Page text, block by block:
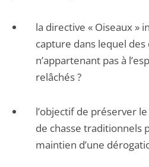
la directive « Oiseaux »
capture dans lequel
n’appartenant pas à
relâchés ?
l’objectif de préserver
de chasse traditionnels
maintien d’une